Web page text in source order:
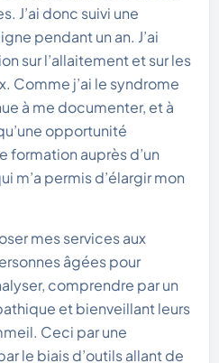
J’ai donc suivi une
pendant un an. J’ai
sur l’allaitement et sur les
Comme j’ai le syndrome
à me documenter, et à
opportunité
formation auprès d’un
m’a permis d’élargir mon
mes services aux
âgées pour
comprendre par un
et bienveillant leurs
Ceci par une
le biais d’outils allant de